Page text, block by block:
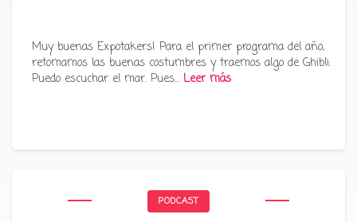
Muy buenas Expotakers! Para el primer programa del año,
retomamos las buenas costumbres y traemos algo de Ghibli:
Puedo escuchar el mar. Pues… Leer más
PODCAST